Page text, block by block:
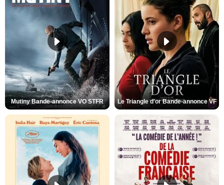
Mutiny Bande-annonce VO STFR Le Triangle d'or Bande-annonce VF